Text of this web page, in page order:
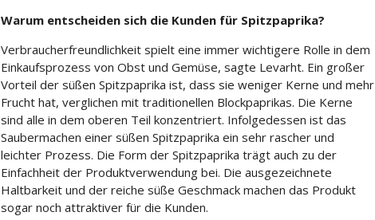
Warum entscheiden sich die Kunden für Spitzpaprika?
Verbraucherfreundlichkeit spielt eine immer wichtigere Rolle in dem
Einkaufsprozess von Obst und Gemüse, sagte Levarht. Ein großer
Vorteil der süßen Spitzpaprika ist, dass sie weniger Kerne und mehr
Frucht hat, verglichen mit traditionellen Blockpaprikas. Die Kerne
sind alle in dem oberen Teil konzentriert. Infolgedessen ist das
Saubermachen einer süßen Spitzpaprika ein sehr rascher und
leichter Prozess. Die Form der Spitzpaprika trägt auch zu der
Einfachheit der Produktverwendung bei. Die ausgezeichnete
Haltbarkeit und der reiche süße Geschmack machen das Produkt
sogar noch attraktiver für die Kunden.